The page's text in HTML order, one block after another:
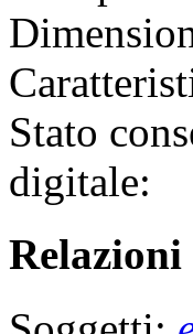
Stato
digitale: